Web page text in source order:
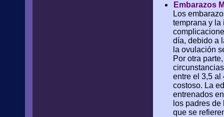
Embarazos
Los
temprana y la
día, debido a
la ovulación
Por otra
entre el 3,5 al
costoso. La
entrenados
los padres
que se